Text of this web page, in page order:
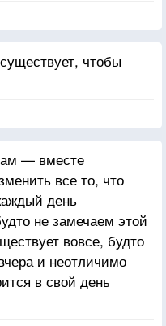
чтобы
— вместе
все то, что
день
не замечаем этой
вовсе, будто
и неотличимо
в свой день
волшебный миг. Наши